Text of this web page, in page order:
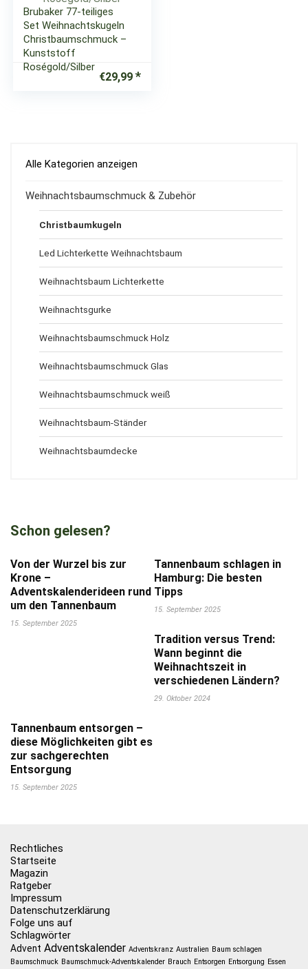
Brubaker 77-teiliges
Set Weihnachtskugeln
Christbaumschmuck –
Kunststoff
Roségold/Silber
€29,99
Alle Kategorien anzeigen
Weihnachtsbaumschmuck & Zubehör
Christbaumkugeln
Led Lichterkette Weihnachtsbaum
Weihnachtsbaum Lichterkette
Weihnachtsgurke
Weihnachtsbaumschmuck Holz
Weihnachtsbaumschmuck Glas
Weihnachtsbaumschmuck weiß
Weihnachtsbaum-Ständer
Weihnachtsbaumdecke
Schon gelesen?
Von der Wurzel bis zur
Krone –
Adventskalenderideen rund
um den Tannenbaum
15. September 2025
Tannenbaum schlagen in
Hamburg: Die besten
Tipps
15. September 2025
Tradition versus Trend:
Wann beginnt die
Weihnachtszeit in
verschiedenen Ländern?
29. Oktober 2024
Tannenbaum entsorgen –
diese Möglichkeiten gibt es
zur sachgerechten
Entsorgung
15. September 2025
Rechtliches
Startseite
Magazin
Ratgeber
Impressum
Datenschutzerklärung
Folge uns auf
Schlagwörter
Advent Adventskalender Adventskranz Australien Baum schlagen
Baumschmuck Baumschmuck-Adventskalender Brauch Entsorgen Entsorgung Essen